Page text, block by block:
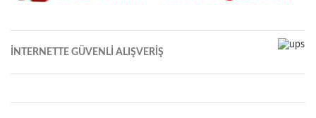
İNTERNETTE GÜVENLİ ALIŞVERİŞ